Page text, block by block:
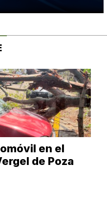
en el
de Poza